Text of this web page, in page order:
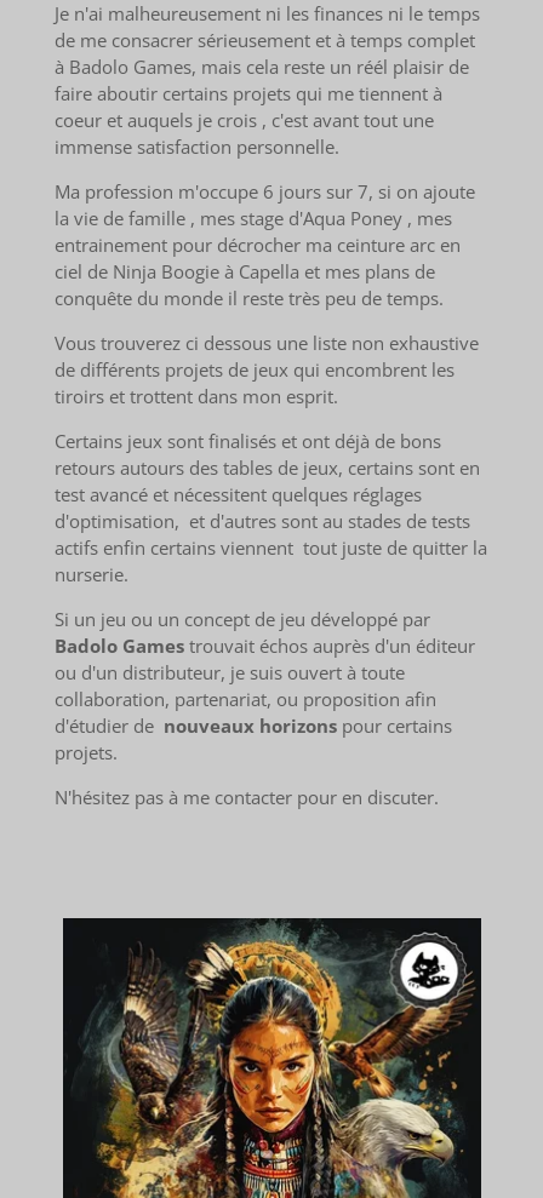
Je n'ai malheureusement ni les finances ni le temps
de me consacrer sérieusement et à temps complet
à Badolo Games, mais cela reste un réél plaisir de
faire aboutir certains projets qui me tiennent à
coeur et auquels je crois , c'est avant tout une
immense satisfaction personnelle.
Ma profession m'occupe 6 jours sur 7, si on ajoute
la vie de famille , mes stage d'Aqua Poney , mes
entrainement pour décrocher ma ceinture arc en
ciel de Ninja Boogie à Capella et mes plans de
conquête du monde il reste très peu de temps.
Vous trouverez ci dessous une liste non exhaustive
de différents projets de jeux qui encombrent les
tiroirs et trottent dans mon esprit.
Certains jeux sont finalisés et ont déjà de bons
retours autours des tables de jeux, certains sont en
test avancé et nécessitent quelques réglages
d'optimisation, et d'autres sont au stades de tests
actifs enfin certains viennent tout juste de quitter la
nurserie.
Si un jeu ou un concept de jeu développé par
Badolo Gamestrouvait échos auprès d'un éditeur
ou d'un distributeur, je suis ouvert à toute
collaboration, partenariat, ou proposition afin
d'étudier denouveaux horizons pour certains
projets.
N'hésitez pas à me contacter pour en discuter.